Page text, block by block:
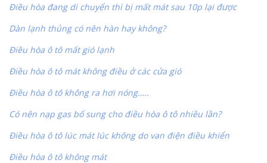
Điều hòa đang di chuyển thì bị mất mát sau 10p lại được
Dàn lạnh thủng có nên hàn hay không?
Điều hòa ô tô mất gió lạnh
Điều hòa ô tô mát không điều ở các cửa gió
Điều hòa ô tô không ra hơi nóng…..
Có nên nạp gas bổ sung cho điều hòa ô tô nhiều lần?
Điều hòa ô tô lúc mát lúc không do van điện điều khiển
Điều hòa ô tô không mát